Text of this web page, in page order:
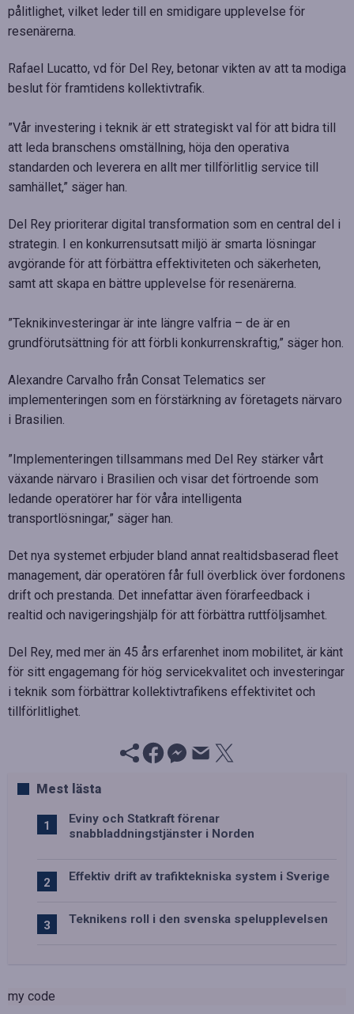
pålitlighet, vilket leder till en smidigare upplevelse för
resenärerna.
Rafael Lucatto, vd för Del Rey, betonar vikten av att ta modiga
beslut för framtidens kollektivtrafik.
”Vår investering i teknik är ett strategiskt val för att bidra till
att leda branschens omställning, höja den operativa
standarden och leverera en allt mer tillförlitlig service till
samhället,” säger han.
Del Rey prioriterar digital transformation som en central del i
strategin. I en konkurrensutsatt miljö är smarta lösningar
avgörande för att förbättra effektiviteten och säkerheten,
samt att skapa en bättre upplevelse för resenärerna.
”Teknikinvesteringar är inte längre valfria – de är en
grundförutsättning för att förbli konkurrenskraftig,” säger hon.
Alexandre Carvalho från Consat Telematics ser
implementeringen som en förstärkning av företagets närvaro
i Brasilien.
”Implementeringen tillsammans med Del Rey stärker vårt
växande närvaro i Brasilien och visar det förtroende som
ledande operatörer har för våra intelligenta
transportlösningar,” säger han.
Det nya systemet erbjuder bland annat realtidsbaserad fleet
management, där operatören får full överblick över fordonens
drift och prestanda. Det innefattar även förarfeedback i
realtid och navigeringshjälp för att förbättra ruttföljsamhet.
Del Rey, med mer än 45 års erfarenhet inom mobilitet, är känt
för sitt engagemang för hög servicekvalitet och investeringar
i teknik som förbättrar kollektivtrafikens effektivitet och
tillförlitlighet.
Mest lästa
Eviny och Statkraft förenar
snabbladdningstjänster i Norden
Effektiv drift av trafiktekniska system i Sverige
Teknikens roll i den svenska spelupplevelsen
my code